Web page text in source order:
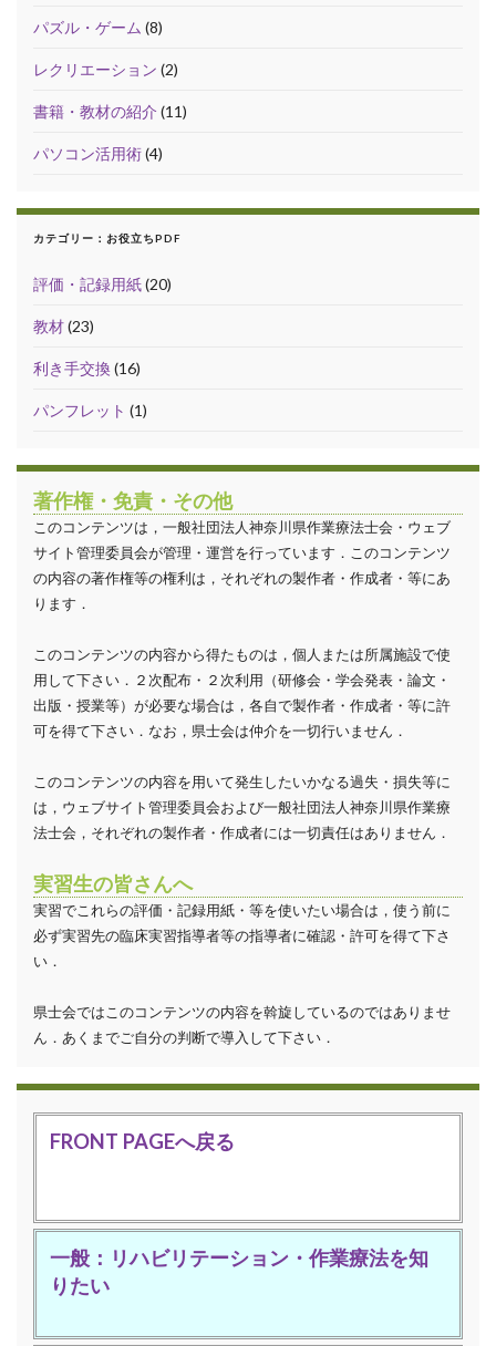
パズル・ゲーム (8)
レクリエーション (2)
書籍・教材の紹介 (11)
パソコン活用術(4)
カテゴリー：お役立ちPDF
評価・記録用紙(20)
教材(23)
利き手交換(16)
パンフレット (1)
著作権・免責・その他
このコンテンツは，一般社団法人神奈川県作業療法士会・ウェブ
サイト管理委員会が管理・運営を行っています．このコンテンツ
の内容の著作権等の権利は，それぞれの製作者・作成者・等にあ
ります．
このコンテンツの内容から得たものは，個人または所属施設で使
用して下さい．２次配布・２次利用（研修会・学会発表・論文・
出版・授業等）が必要な場合は，各自で製作者・作成者・等に許
可を得て下さい．なお，県士会は仲介を一切行いません．
このコンテンツの内容を用いて発生したいかなる過失・損失等に
は，ウェブサイト管理委員会および一般社団法人神奈川県作業療
法士会，それぞれの製作者・作成者には一切責任はありません．
実習生の皆さんへ
実習でこれらの評価・記録用紙・等を使いたい場合は，使う前に
必ず実習先の臨床実習指導者等の指導者に確認・許可を得て下さ
い．
県士会ではこのコンテンツの内容を斡旋しているのではありませ
ん．あくまでご自分の判断で導入して下さい．
FRONT PAGEへ戻る
一般：リハビリテーション・作業療法を知
りたい